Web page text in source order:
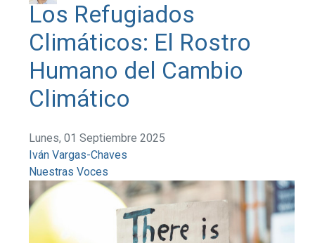
Los Refugiados
Climáticos: El Rostro
Humano del Cambio
Climático
Lunes, 01 Septiembre 2025
Iván Vargas-Chaves
Nuestras Voces